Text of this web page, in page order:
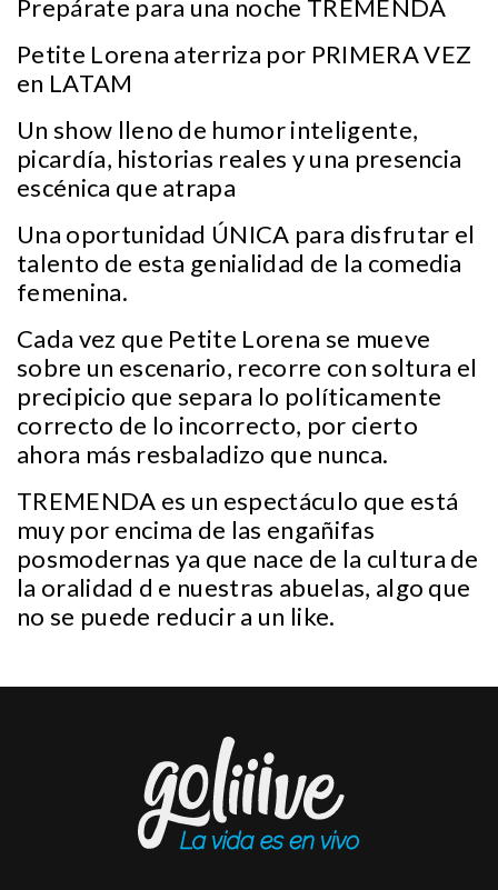
Prepárate para una noche TREMENDA
Petite Lorena aterriza por PRIMERA VEZ
en LATAM
Un show lleno de humor inteligente,
picardía, historias reales y una presencia
escénica que atrapa
Una oportunidad ÚNICA para disfrutar el
talento de esta genialidad de la comedia
femenina.
Cada vez que Petite Lorena se mueve
sobre un escenario, recorre con soltura el
precipicio que separa lo políticamente
correcto de lo incorrecto, por cierto
ahora más resbaladizo que nunca.
TREMENDA es un espectáculo que está
muy por encima de las engañifas
posmodernas ya que nace de la cultura de
la oralidad d e nuestras abuelas, algo que
no se puede reducir a un like.